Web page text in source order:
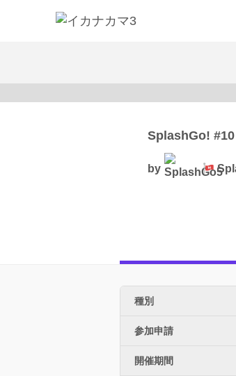
SplashGo!
by
種別
参加申請
開催期間